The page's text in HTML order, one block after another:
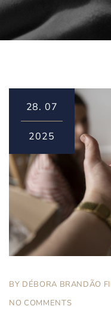
28. 07
2025
BY DÉBORA BRANDÃO
NO COMMENTS